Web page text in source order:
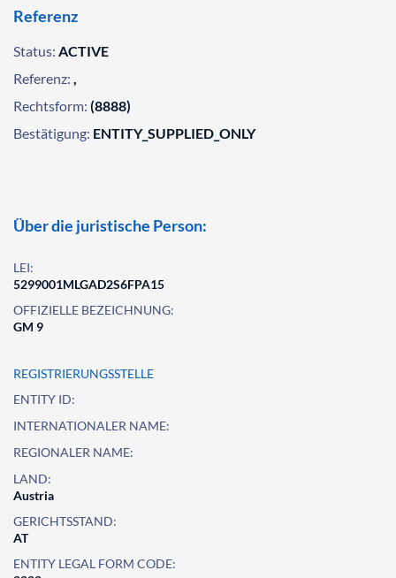
Referenz
Status: ACTIVE
Referenz: ,
Rechtsform: (8888)
Bestätigung: ENTITY_SUPPLIED_ONLY
Über die juristische Person:
LEI:
5299001MLGAD2S6FPA15
OFFIZIELLE BEZEICHNUNG:
GM 9
REGISTRIERUNGSSTELLE
ENTITY ID:
INTERNATIONALER NAME:
REGIONALER NAME:
LAND:
Austria
GERICHTSSTAND:
AT
ENTITY LEGAL FORM CODE: